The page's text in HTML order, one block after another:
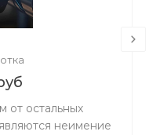
от остальных
неимение